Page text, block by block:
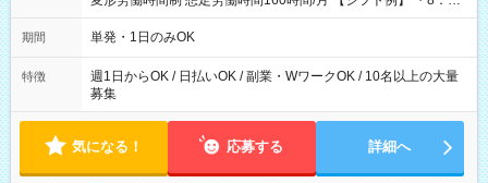
～21：00
期間 単発・1日のみOK
特徴
週1日からOK / 日払いOK / 副業・WワークOK / 10名以上の大量
募集
気になる！ 応募する 詳細へ